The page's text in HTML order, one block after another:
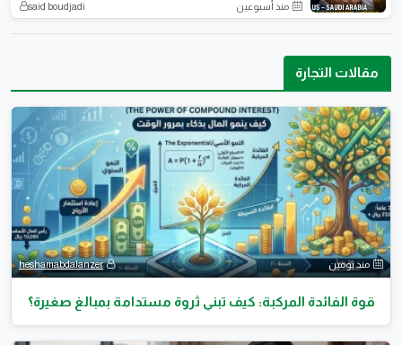
منذ أسبوعين said boudjadi
مقالات التجارة
منذ يومين heshamabdalanzer
قوة الفائدة المركبة: كيف تبني ثروة مستدامة بمبالغ صغيرة؟